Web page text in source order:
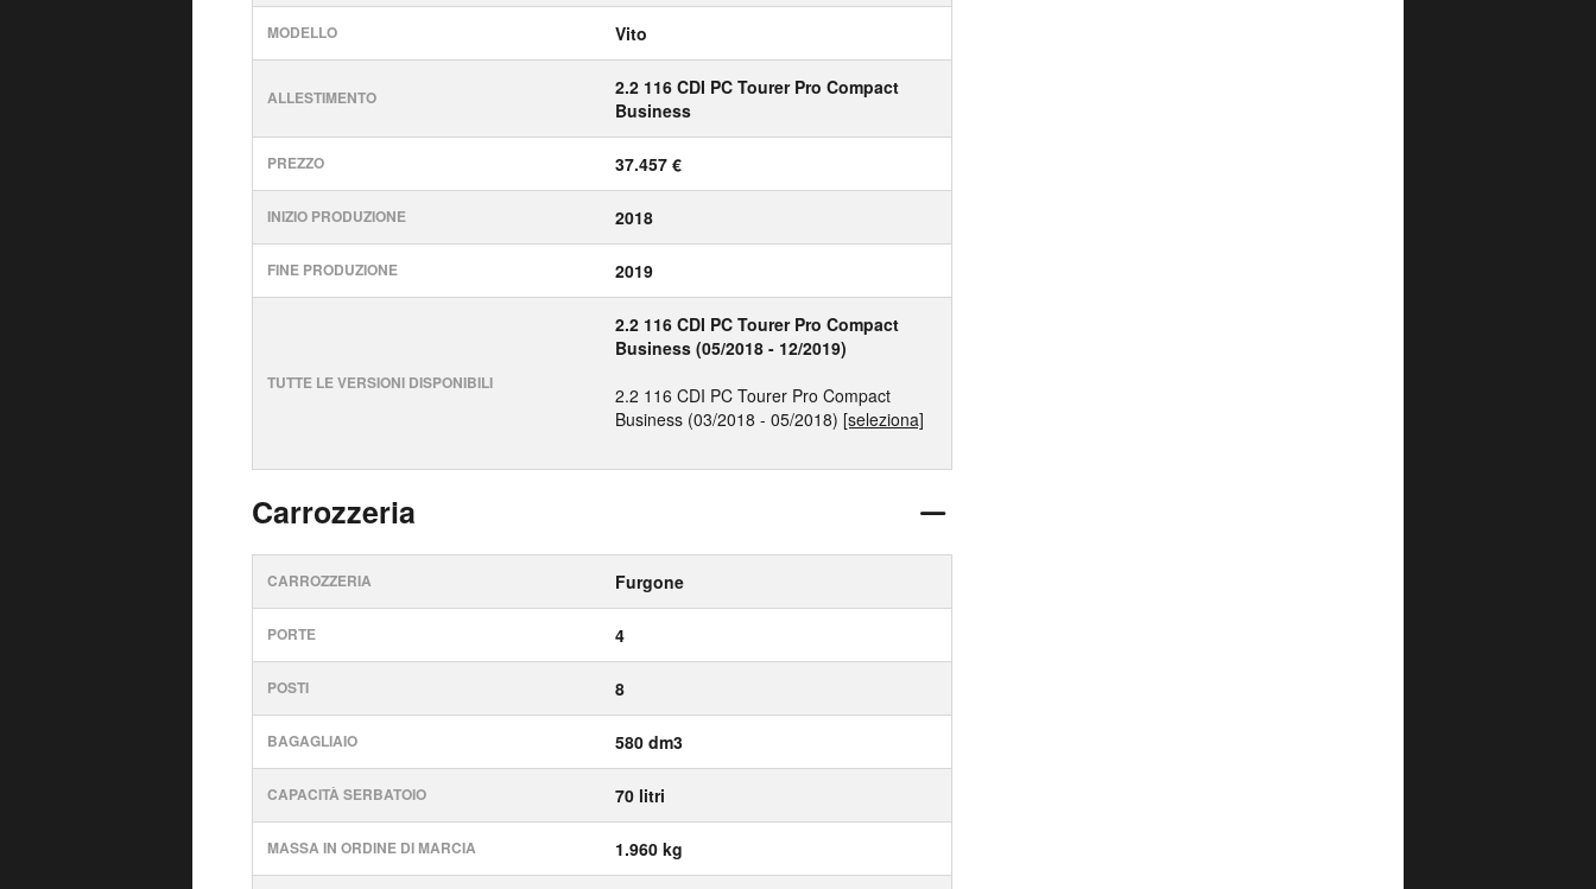
MODELLO Vito
ALLESTIMENTO
2.2 116 CDI PC Tourer Pro Compact
Business
PREZZO 37.457 €
INIZIO PRODUZIONE 2018
FINE PRODUZIONE 2019
TUTTE LE VERSIONI DISPONIBILI
2.2 116 CDI PC Tourer Pro Compact
Business (05/2018 - 12/2019)
2.2 116 CDI PC Tourer Pro Compact
Business (03/2018 - 05/2018) [seleziona]
Carrozzeria
CARROZZERIA Furgone
PORTE 4
POSTI 8
BAGAGLIAIO 580 dm3
CAPACITÀ SERBATOIO 70 litri
MASSA IN ORDINE DI MARCIA 1.960 kg